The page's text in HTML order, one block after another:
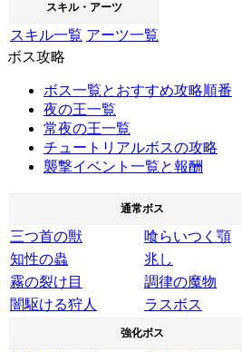
スキル・アーツ
スキル一覧 アーツ一覧
ボス攻略
ボス一覧とおすすめ攻略順番
夜の王一覧
常夜の王一覧
チュートリアルボスの攻略
襲撃イベント一覧と報酬
通常ボス
三つ首の獣
喰らいつく顎
知性の蟲
兆し
霧の裂け目
調律の魔物
闇駆ける狩人
ラスボス
強化ボス